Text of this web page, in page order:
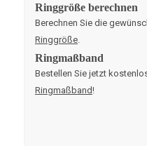
Ringgröße berechnen
Berechnen Sie die
Ringgröße
Ringmaßband
Bestellen Sie jetzt
Ringmaßband!